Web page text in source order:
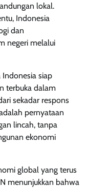
lokal.
Indonesia
dan
negeri melalui
Indonesia siap
terbuka dalam
sekadar respons
pernyataan
lincah, tanpa
ekonomi
global yang terus
menunjukkan bahwa